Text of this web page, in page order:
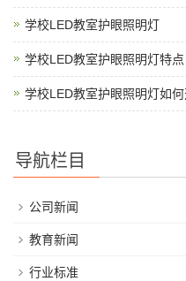
学校LED教室护眼照明灯
学校LED教室护眼照明灯特点
学校LED教室护眼照明灯如
导航栏目
公司新闻
教育新闻
行业标准